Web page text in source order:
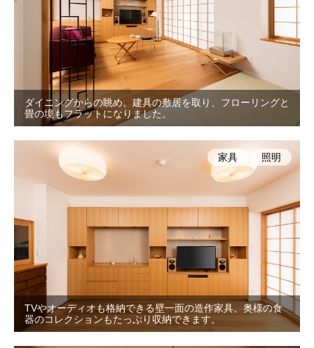
ダイニングからの眺め。建具の敷居を取り、フローリングと
畳の境もフラットになりました。
TVやオーディオも格納できる壁一面の造作家具。奥様の食
器のコレクションもたっぷり収納できます。
家具 照明